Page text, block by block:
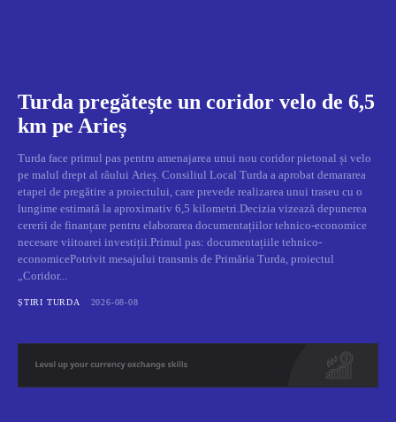
Turda pregătește un coridor velo de 6,5
km pe Arieș
Turda face primul pas pentru amenajarea unui nou coridor pietonal și velo
pe malul drept al râului Arieș. Consiliul Local Turda a aprobat demararea
etapei de pregătire a proiectului, care prevede realizarea unui traseu cu o
lungime estimată la aproximativ 6,5 kilometri.Decizia vizează depunerea
cererii de finanțare pentru elaborarea documentațiilor tehnico-economice
necesare viitoarei investiții.Primul pas: documentațiile tehnico-
economicePotrivit mesajului transmis de Primăria Turda, proiectul
„Coridor...
ȘTIRI TURDA 2026-08-08